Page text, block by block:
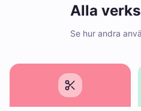
Alla
Se hur andra